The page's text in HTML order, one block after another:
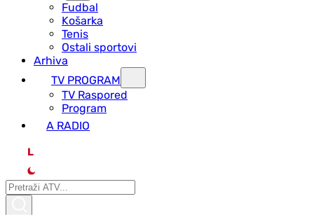
Fudbal
Košarka
Tenis
Ostali sportovi
Arhiva
TV PROGRAM
ТV Raspored
Program
A RADIO
L